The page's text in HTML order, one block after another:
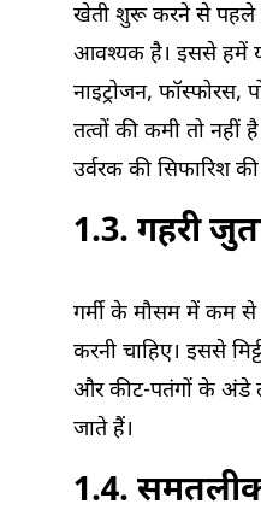
खेती शुरू करने से पहले
आवश्यक है। इससे हमें
नाइट्रोजन, फॉस्फोरस,
तत्वों की कमी तो नहीं
उर्वरक की सिफारिश
1.3. गहरी
गर्मी के मौसम में कम से
करनी चाहिए। इससे
और कीट-पतंगों के अंडे
जाते हैं।
1.4.